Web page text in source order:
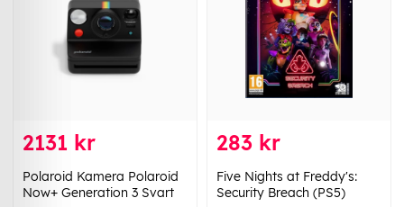
2131 kr
Polaroid Kamera Polaroid
Now+ Generation 3 Svart
283 kr
Five Nights at Freddy's:
Security Breach (PS5)